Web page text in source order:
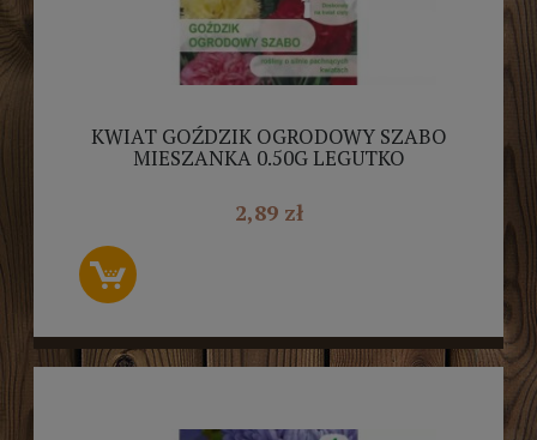
KWIAT GOŹDZIK OGRODOWY SZABO
MIESZANKA 0.50G LEGUTKO
2,89 zł